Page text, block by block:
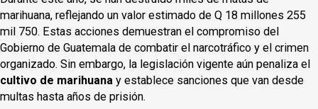
marihuana, reflejando un valor estimado de Q 18 millones 255
mil 750. Estas acciones demuestran el compromiso del
Gobierno de Guatemala de combatir el narcotráfico y el crimen
organizado. Sin embargo, la legislación vigente aún penaliza el
cultivo de marihuana y establece sanciones que van desde
multas hasta años de prisión.